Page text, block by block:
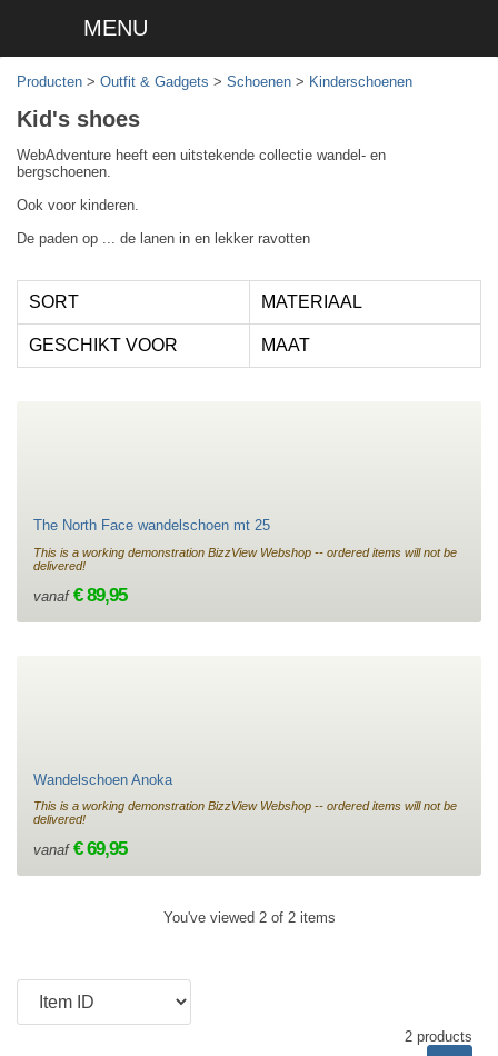
MENU
Producten > Outfit & Gadgets > Schoenen > Kinderschoenen
Kid's shoes
WebAdventure heeft een uitstekende collectie wandel- en
bergschoenen.
Ook voor kinderen.
De paden op ... de lanen in en lekker ravotten
SORT MATERIAAL
GESCHIKT VOOR MAAT
The North Face wandelschoen mt 25
This is a working demonstration BizzView Webshop -- ordered items will not be
delivered!
vanaf € 89,95
Wandelschoen Anoka
This is a working demonstration BizzView Webshop -- ordered items will not be
delivered!
vanaf € 69,95
You've viewed 2 of 2 items
2 products